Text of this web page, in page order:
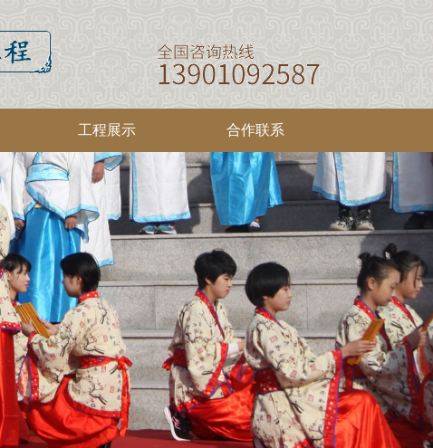
工程展示 合作联系
法人介绍 新闻报道 领导团队
圣贤文化 家道文化
展馆设计 校园设计 家庭设计 农村设计 社区设计
展馆施工 仿真蜡像
校园施工 家庭施工